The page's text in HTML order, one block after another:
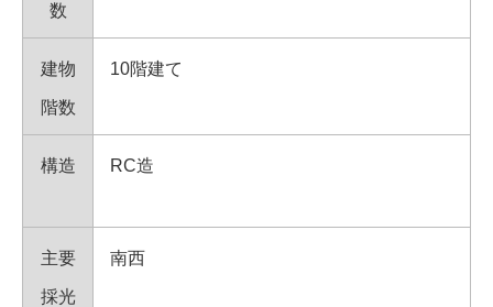
数
建物
階数
10階建て
構造 RC造
主要
採光
南西